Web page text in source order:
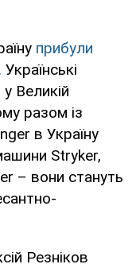
прибули
Українські
Великій
разом із
в Україну
Stryker,
– вони стануть
Резніков